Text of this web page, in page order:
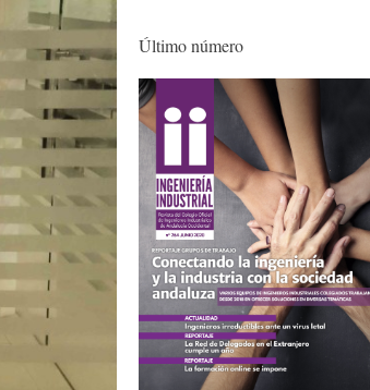
Último número